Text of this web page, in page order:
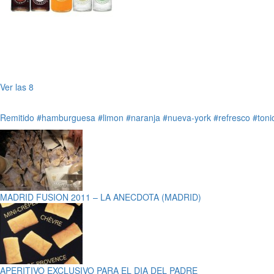
Ver las 8
Remitido #hamburguesa #limon #naranja #nueva-york #refresco
MADRID FUSION 2011 – LA ANECDOTA (MADRID)
APERITIVO EXCLUSIVO PARA EL DIA DEL PADRE